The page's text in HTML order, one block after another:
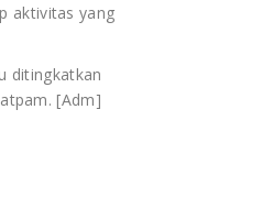
aktivitas yang
ditingkatkan
[Adm]